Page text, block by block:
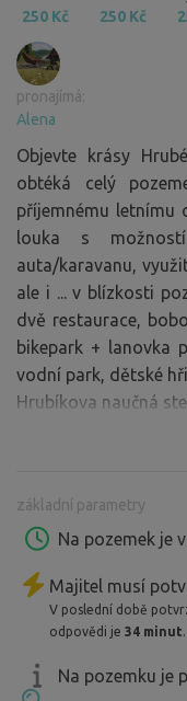
250 Kč 250 Kč
pronajímá:
Alena
Objevte krásy
obtéká celý
příjemnému letnímu
louka s
auta/karavanu,
ale i ... v blízkosti
dvě restaurace,
bikepark + lanovka
vodní park, dětské
Hrubíkova naučná
Z druhé strany
odpovídá i provoz
Olomouce vedoucí
Typ na výlet: lze
zpět lze dojet po
základní parametry
Na pozemek je
Majitel musí
V poslední době
odpovědi je34 minut.
Na pozemku je